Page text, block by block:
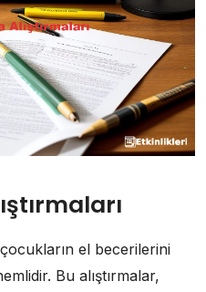
el becerilerini
Bu alıştırmalar,